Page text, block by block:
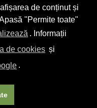
de conținut și
"Permite toate"
. Informații
de cookies și
.